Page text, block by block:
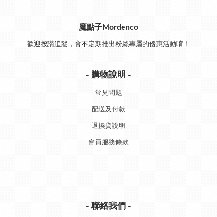
魔點子Mordenco
歡迎按讚追蹤，會不定期推出粉絲專屬的優惠活動唷！
- 購物說明 -
常見問題
配送及付款
退換貨說明
會員服務條款
- 聯絡我們 -